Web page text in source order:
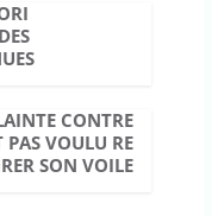
CONTRE
PAS VOULU RE
SON VOILE